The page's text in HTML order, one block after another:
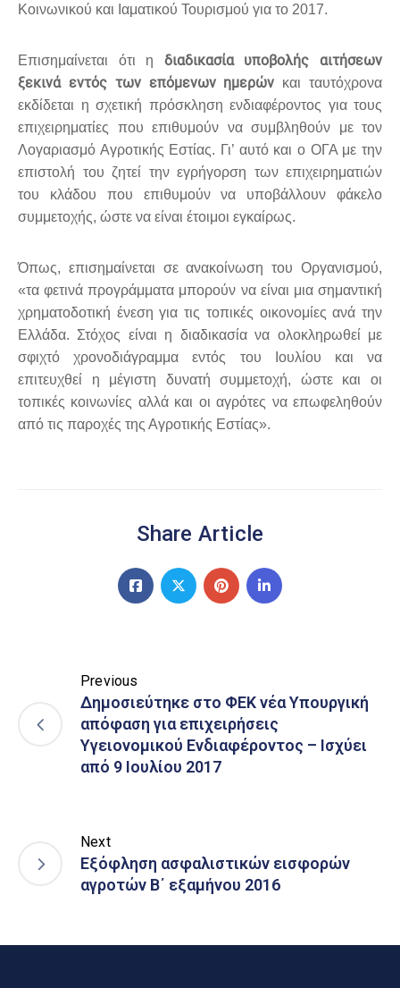
Κοινωνικού και Ιαματικού Τουρισμού για το 2017.
Επισημαίνεται ότι η διαδικασία υποβολής αιτήσεων
ξεκινά εντός των επόμενων ημερών και ταυτόχρονα
εκδίδεται η σχετική πρόσκληση ενδιαφέροντος για τους
επιχειρηματίες που επιθυμούν να συμβληθούν με τον
Λογαριασμό Αγροτικής Εστίας. Γι’ αυτό και ο ΟΓΑ με την
επιστολή του ζητεί την εγρήγορση των επιχειρηματιών
του κλάδου που επιθυμούν να υποβάλλουν φάκελο
συμμετοχής, ώστε να είναι έτοιμοι εγκαίρως.
Όπως, επισημαίνεται σε ανακοίνωση του Οργανισμού,
«τα φετινά προγράμματα μπορούν να είναι μια σημαντική
χρηματοδοτική ένεση για τις τοπικές οικονομίες ανά την
Ελλάδα. Στόχος είναι η διαδικασία να ολοκληρωθεί με
σφιχτό χρονοδιάγραμμα εντός του Ιουλίου και να
επιτευχθεί η μέγιστη δυνατή συμμετοχή, ώστε και οι
τοπικές κοινωνίες αλλά και οι αγρότες να επωφεληθούν
από τις παροχές της Αγροτικής Εστίας».
Share Article
Previous
Δημοσιεύτηκε στο ΦΕΚ νέα Υπουργική
απόφαση για επιχειρήσεις
Υγειονομικού Ενδιαφέροντος – Ισχύει
από 9 Ιουλίου 2017
Next
Εξόφληση ασφαλιστικών εισφορών
αγροτών Β΄ εξαμήνου 2016